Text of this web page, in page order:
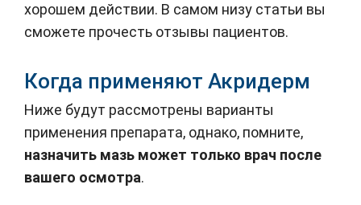
хорошем действии. В самом низу статьи вы
сможете прочесть отзывы пациентов.
Когда применяют Акридерм
Ниже будут рассмотрены варианты
применения препарата, однако, помните,
назначить мазь может только врач после
вашего осмотра.